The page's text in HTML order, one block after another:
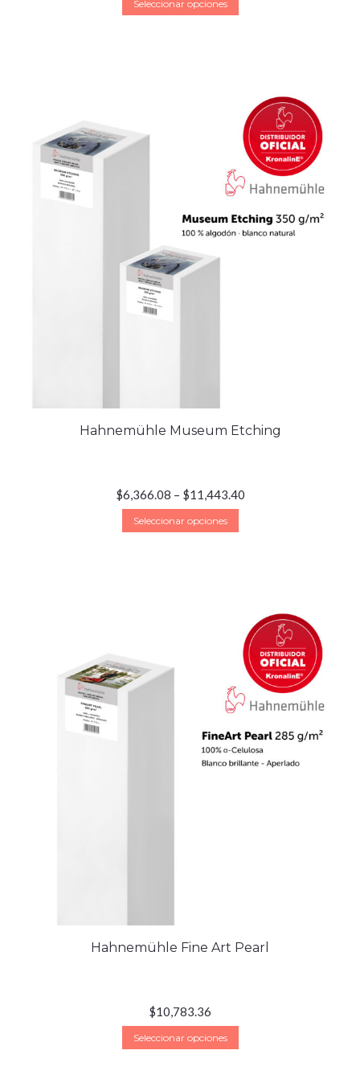
Seleccionar opciones
Hahnemühle Museum Etching
$6,366.08 – $11,443.40
Seleccionar opciones
Hahnemühle Fine Art Pearl
$10,783.36
Seleccionar opciones